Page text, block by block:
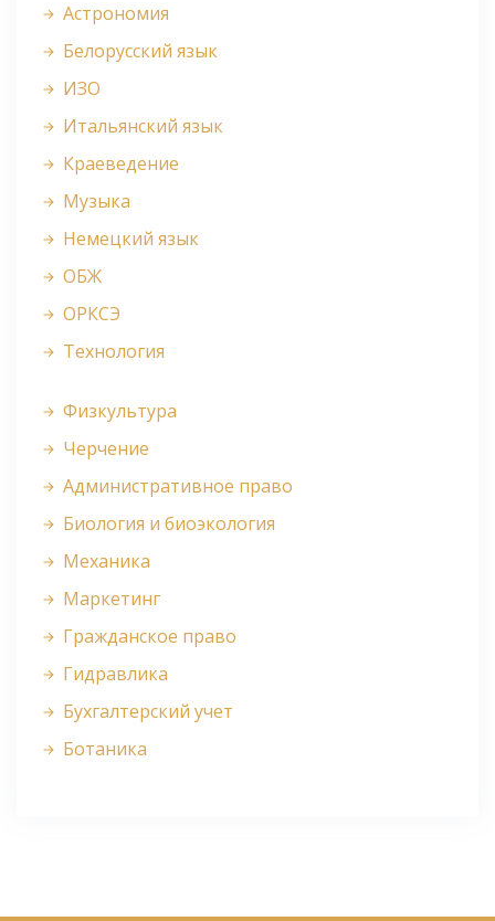
Астрономия
Белорусский язык
ИЗО
Итальянский язык
Краеведение
Музыка
Немецкий язык
ОБЖ
ОРКСЭ
Технология
Физкультура
Черчение
Административное право
Биология и биоэкология
Механика
Маркетинг
Гражданское право
Гидравлика
Бухгалтерский учет
Ботаника